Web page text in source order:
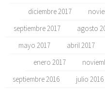
diciembre 2017
septiembre 2017
agosto
mayo 2017
abril 2017
enero 2017
septiembre 2016
julio 2016